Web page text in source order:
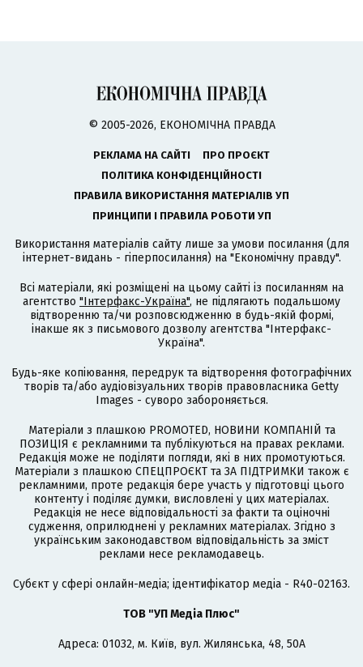
© 2005-2026, ЕКОНОМІЧНА ПРАВДА
РЕКЛАМА НА САЙТІ
ПРО ПРОЄКТ
ПОЛІТИКА КОНФІДЕНЦІЙНОСТІ
ПРАВИЛА ВИКОРИСТАННЯ МАТЕРІАЛІВ УП
ПРИНЦИПИ І ПРАВИЛА РОБОТИ УП
Використання матеріалів сайту лише за умови посилання (для
інтернет-видань - гіперпосилання) на "Економічну правду".
Всі матеріали, які розміщені на цьому сайті із посиланням на
агентство "Інтерфакс-Україна", не підлягають подальшому
відтворенню та/чи розповсюдженню в будь-якій формі,
інакше як з письмового дозволу агентства "Інтерфакс-
Україна".
Будь-яке копіювання, передрук та відтворення фотографічних
творів та/або аудіовізуальних творів правовласника Getty
Images - суворо забороняється.
Матеріали з плашкою PROMOTED, НОВИНИ КОМПАНІЙ та
ПОЗИЦІЯ є рекламними та публікуються на правах реклами.
Редакція може не поділяти погляди, які в них промотуються.
Матеріали з плашкою СПЕЦПРОЄКТ та ЗА ПІДТРИМКИ також є
рекламними, проте редакція бере участь у підготовці цього
контенту і поділяє думки, висловлені у цих матеріалах.
Редакція не несе відповідальності за факти та оціночні
судження, оприлюднені у рекламних матеріалах. Згідно з
українським законодавством відповідальність за зміст
реклами несе рекламодавець.
Cубєкт у сфері онлайн-медіа; ідентифікатор медіа - R40-02163.
ТОВ "УП Медіа Плюс"
Адреса: 01032, м. Київ, вул. Жилянська, 48, 50А